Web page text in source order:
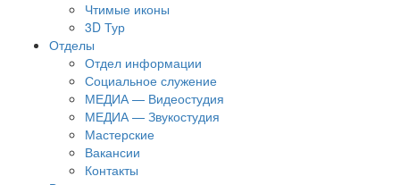
Чтимые иконы
3D Тур
Отделы
Отдел информации
Социальное служение
МЕДИА — Видеостудия
МЕДИА — Звукостудия
Мастерские
Вакансии
Контакты